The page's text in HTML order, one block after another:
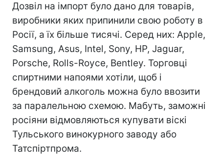
Дозвіл на імпорт було дано для товарів,
виробники яких припинили свою роботу в
Росії, а їх більше тисячі. Серед них: Apple,
Samsung, Asus, Intel, Sony, HP, Jaguar,
Porsche, Rolls-Royce, Bentley. Торговці
спиртними напоями хотіли, щоб і
брендовий алкоголь можна було ввозити
за паралельною схемою. Мабуть, заможні
росіяни відмовляються купувати віскі
Тульського винокурного заводу або
Татспіртпрома.